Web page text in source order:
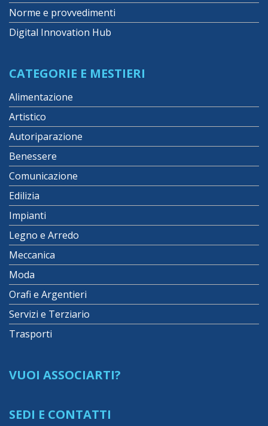
Norme e provvedimenti
Digital Innovation Hub
CATEGORIE E MESTIERI
Alimentazione
Artistico
Autoriparazione
Benessere
Comunicazione
Edilizia
Impianti
Legno e Arredo
Meccanica
Moda
Orafi e Argentieri
Servizi e Terziario
Trasporti
VUOI ASSOCIARTI?
SEDI E CONTATTI